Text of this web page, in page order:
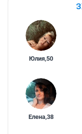
Юлия,50
Елена,38